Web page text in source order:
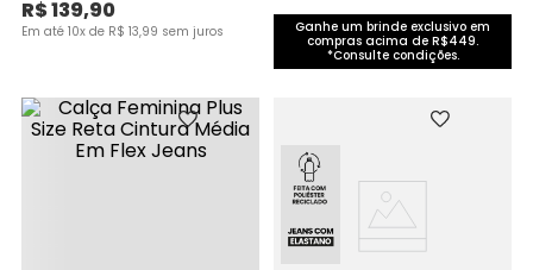
R$139,90
Em até 10x de R$ 13,99 sem juros
Ganhe um brinde exclusivo em
compras acima de R$449.
*Consulte condições.